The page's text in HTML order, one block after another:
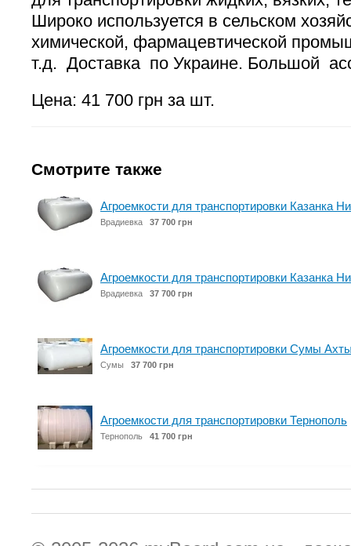
Широко используется в сельском
химической, фармацевтической
т.д. Доставка по Украине. Большой
Цена: 41 700 грн за шт.
Смотрите также
Агроемкости для транспортировки Казанка
Врадиевка 37 700 грн
Агроемкости для транспортировки Казанка
Врадиевка 37 700 грн
Агроемкости для транспортировки Сумы
Сумы 37 700 грн
Агроемкости для транспортировки Тернополь
Тернополь 41 700 грн